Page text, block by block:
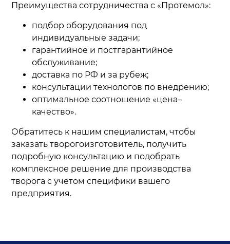
Преимущества сотрудничества с «Протемол»:
подбор оборудования под
индивидуальные задачи;
гарантийное и постгарантийное
обслуживание;
доставка по РФ и за рубеж;
консультации технологов по внедрению;
оптимальное соотношение «цена–
качество».
Обратитесь к нашим специалистам, чтобы
заказать творогоизготовитель, получить
подробную консультацию и подобрать
комплексное решение для производства
творога с учетом специфики вашего
предприятия.